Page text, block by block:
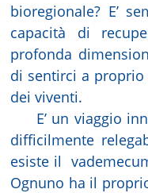
bioregionale? E’
capacità di
profonda
di sentirci a
dei viventi.
E’ un viaggio
difficilmente
esiste il
Ognuno ha il